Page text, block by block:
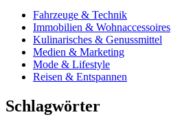
Fahrzeuge & Technik
Immobilien & Wohnaccessoires
Kulinarisches & Genussmittel
Medien & Marketing
Mode & Lifestyle
Reisen & Entspannen
Schlagwörter